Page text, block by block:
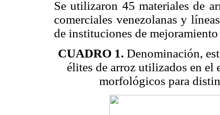
Se utilizaron 45 materiales de
comerciales venezolanas y
de instituciones de
CUADRO 1. Denominación,
élites de arroz utilizados en el
morfológicos para